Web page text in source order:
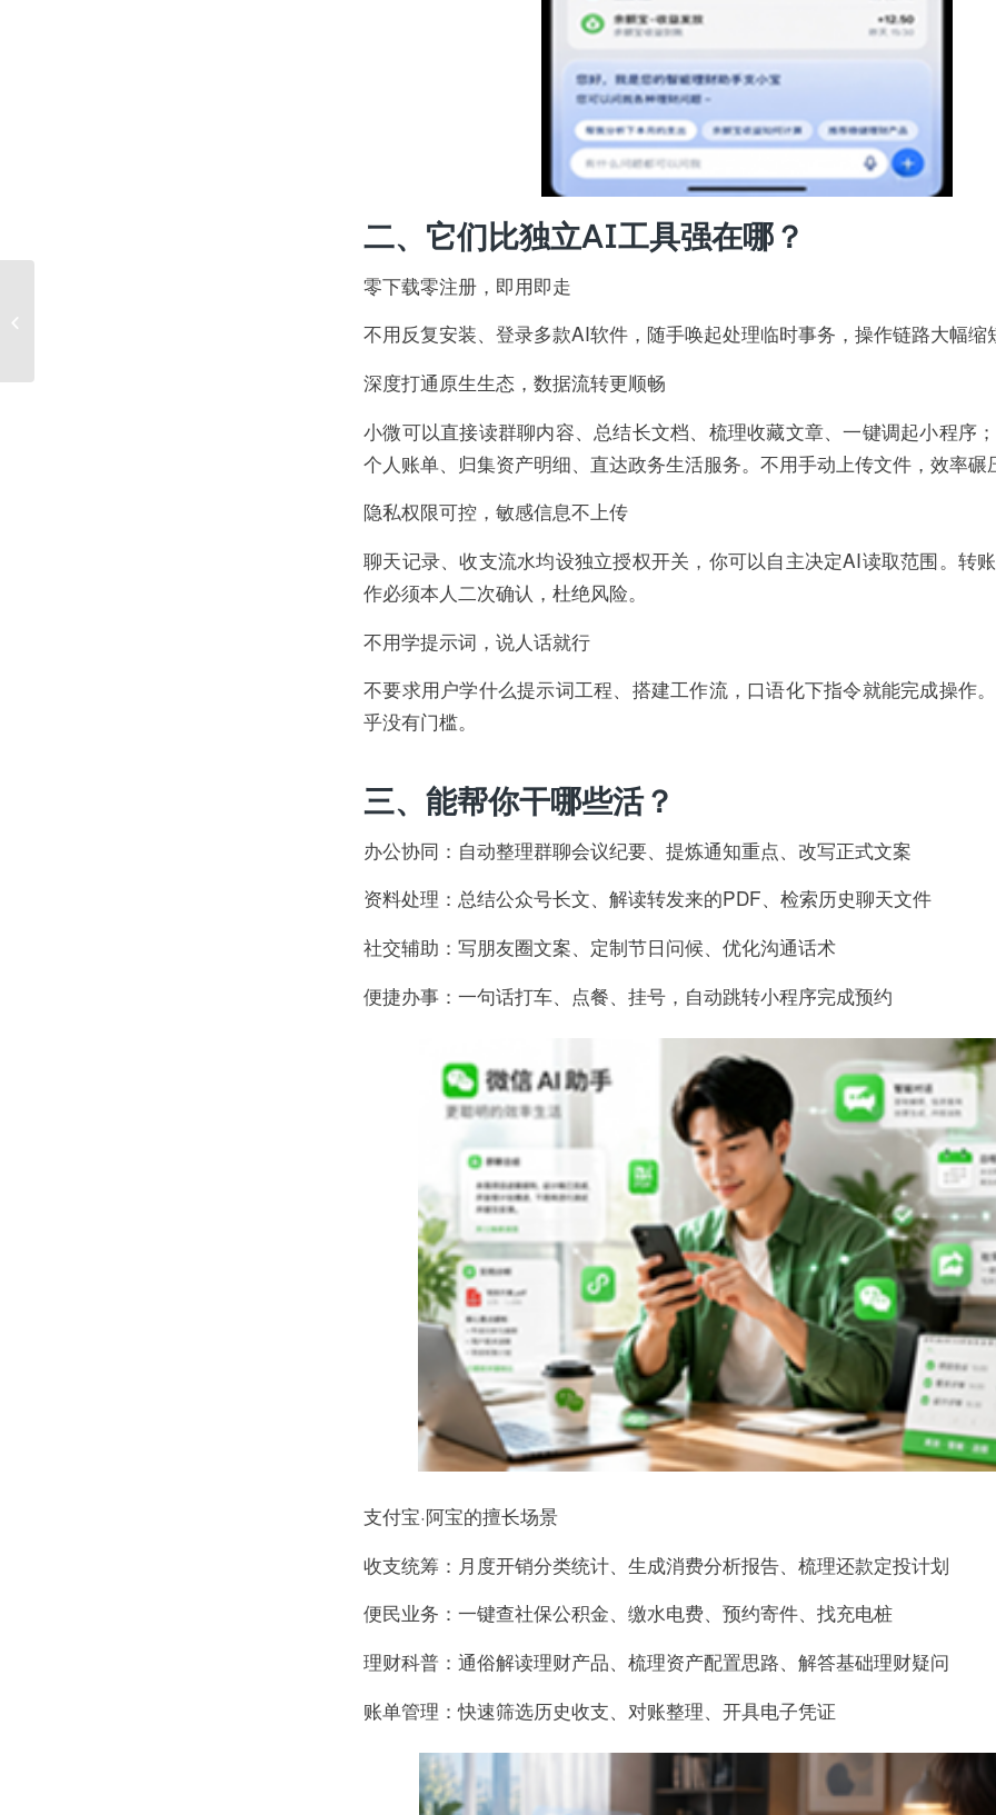
二、它们比独立AI工具强在哪？
零下载零注册，即用即走
不用反复安装、登录多款AI软件，随手唤起处理临时事务，操作链路大幅缩
深度打通原生生态，数据流转更顺畅
小微可以直接读群聊内容、总结长文档、梳理收藏文章、一键调起小程序
个人账单、归集资产明细、直达政务生活服务。不用手动上传文件，效率碾
隐私权限可控，敏感信息不上传
聊天记录、收支流水均设独立授权开关，你可以自主决定AI读取范围。转
作必须本人二次确认，杜绝风险。
不用学提示词，说人话就行
不要求用户学什么提示词工程、搭建工作流，口语化下指令就能完成操作
乎没有门槛。
三、能帮你干哪些活？
办公协同：自动整理群聊会议纪要、提炼通知重点、改写正式文案
资料处理：总结公众号长文、解读转发来的PDF、检索历史聊天文件
社交辅助：写朋友圈文案、定制节日问候、优化沟通话术
便捷办事：一句话打车、点餐、挂号，自动跳转小程序完成预约
支付宝·阿宝的擅长场景
收支统筹：月度开销分类统计、生成消费分析报告、梳理还款定投计划
便民业务：一键查社保公积金、缴水电费、预约寄件、找充电桩
理财科普：通俗解读理财产品、梳理资产配置思路、解答基础理财疑问
账单管理：快速筛选历史收支、对账整理、开具电子凭证